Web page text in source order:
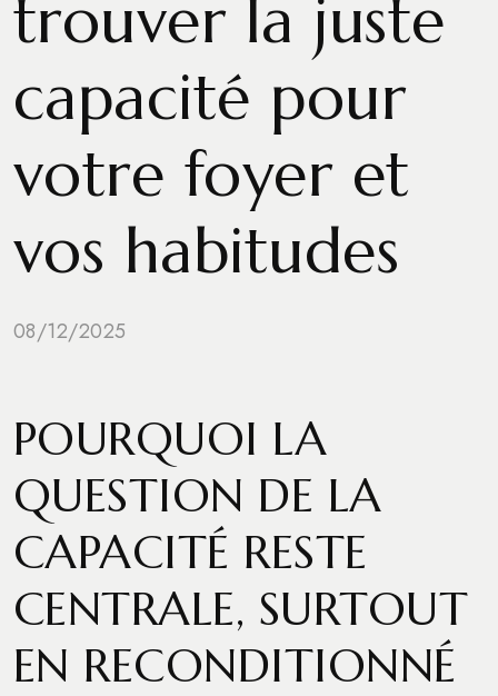
trouver la juste
capacité pour
votre foyer et
vos habitudes
08/12/2025
POURQUOI LA
QUESTION DE LA
CAPACITÉ RESTE
CENTRALE, SURTOUT
EN RECONDITIONNÉ